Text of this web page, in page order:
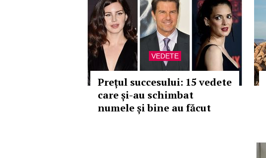
VEDETE
Prețul succesului: 15 vedete
care și-au schimbat
numele și bine au făcut